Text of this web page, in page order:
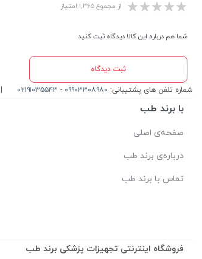
از مجموع ۱,۳۶۵ امتیاز
شما هم درباره این کالا دیدگاه ثبت کنید
ثبت دیدگاه
شماره تلفن های پشتیبانی: ۰۹۹۰۳۳۰۸۹۸۰ - ۰۲۱۹۱۰۳۵۵۴۳
با برند طب
صفحه‌ی اصلی
درباره‌ی برند طب
تماس با برند طب
فروشگاه اینترنتی تجهیزات پزشکی برند طب